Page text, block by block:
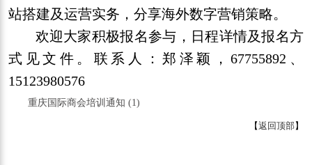
站搭建及运营实务，分享海外数字营销策略。
欢迎大家积极报名参与，日程详情及报名方
式见文件。联系人：郑泽颖，67755892、
15123980576
重庆国际商会培训通知 (1)
【返回顶部】